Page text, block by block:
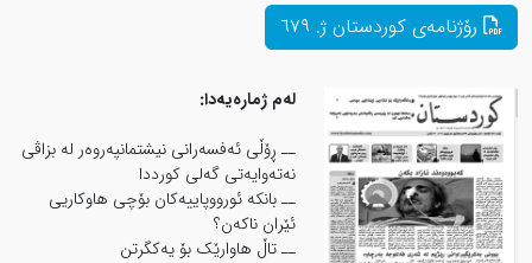
لەم ژمارەیەدا:
ــ ڕۆڵی ئەفسەرانی نیشتمانپەروەر لە بزاڤی
نەتەوایەتی گەلی كورددا
ــ بانکە ئورووپاییەکان بۆچی هاوکاریی
ئێران ناکەن؟
ــ تاڵ هاوارێک بۆ یەکگرتن